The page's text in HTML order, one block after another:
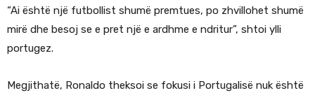
“Ai është një futbollist shumë premtues, po zhvillohet shumë
mirë dhe besoj se e pret një e ardhme e ndritur”, shtoi ylli
portugez.
Megjithatë, Ronaldo theksoi se fokusi i Portugalisë nuk është